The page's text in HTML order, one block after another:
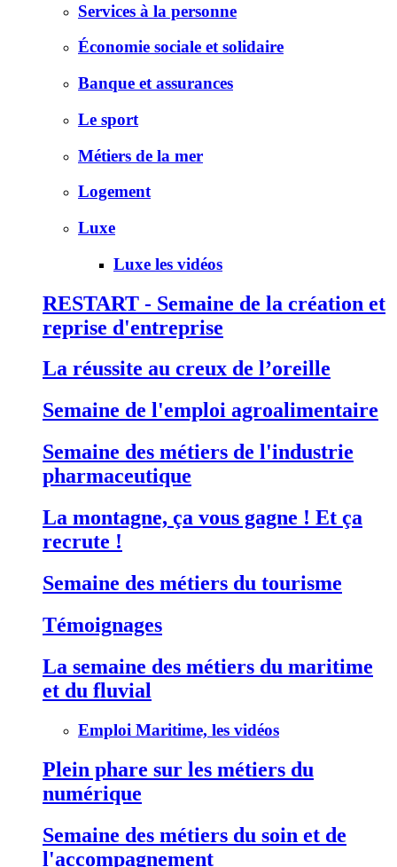
Services à la personne
Économie sociale et solidaire
Banque et assurances
Le sport
Métiers de la mer
Logement
Luxe
Luxe les vidéos
RESTART - Semaine de la création et
reprise d'entreprise
La réussite au creux de l’oreille
Semaine de l'emploi agroalimentaire
Semaine des métiers de l'industrie
pharmaceutique
La montagne, ça vous gagne ! Et ça
recrute !
Semaine des métiers du tourisme
Témoignages
La semaine des métiers du maritime
et du fluvial
Emploi Maritime, les vidéos
Plein phare sur les métiers du
numérique
Semaine des métiers du soin et de
l'accompagnement